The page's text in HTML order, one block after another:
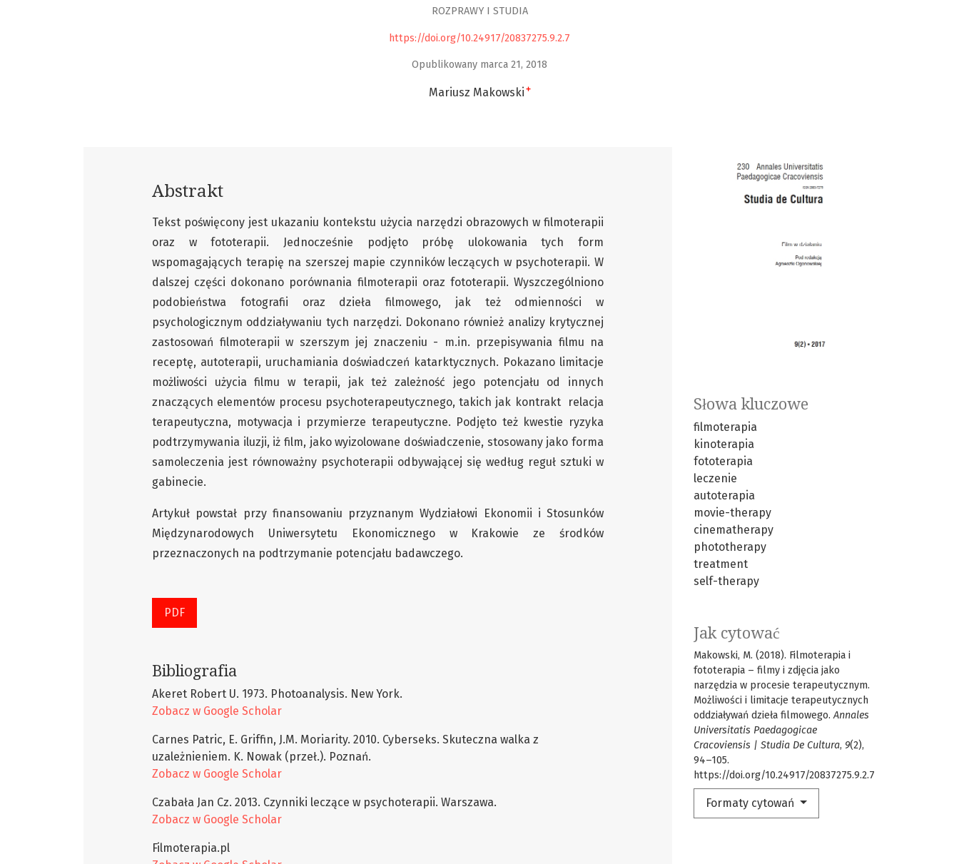
ROZPRAWY I STUDIA
https://doi.org/10.24917/20837275.9.2.7
Opublikowany marca 21, 2018
Mariusz Makowski +
Słowa kluczowe
filmoterapia
kinoterapia
fototerapia
leczenie
autoterapia
movie-therapy
cinematherapy
phototherapy
treatment
self-therapy
Jak cytować
Makowski, M. (2018). Filmoterapia i
fototerapia – filmy i zdjęcia jako
narzędzia w procesie terapeutycznym.
Możliwości i limitacje terapeutycznych
oddziaływań dzieła filmowego.Annales
Universitatis Paedagogicae
Cracoviensis | Studia De Cultura, 9(2),
94–105.
https://doi.org/10.24917/20837275.9.2.7
Formaty cytowań
Abstrakt
Tekst poświęcony jest ukazaniu kontekstu użycia narzędzi obrazowych w filmoterapii
oraz w fototerapii. Jednocześnie podjęto próbę ulokowania tych form
wspomagających terapię na szerszej mapie czynników leczących w psychoterapii. W
dalszej części dokonano porównania filmoterapii oraz fototerapii. Wyszczególniono
podobieństwa fotografii oraz dzieła filmowego, jak też odmienności w
psychologicznym oddziaływaniu tych narzędzi. Dokonano również analizy krytycznej
zastosowań filmoterapii w szerszym jej znaczeniu - m.in. przepisywania filmu na
receptę, autoterapii, uruchamiania doświadczeń katarktycznych. Pokazano limitacje
możliwości użycia filmu w terapii, jak też zależność jego potencjału od innych
znaczących elementów procesu psychoterapeutycznego, takich jak kontrakt relacja
terapeutyczna, motywacja i przymierze terapeutyczne. Podjęto też kwestie ryzyka
podtrzymywania iluzji, iż film, jako wyizolowane doświadczenie, stosowany jako forma
samoleczenia jest równoważny psychoterapii odbywającej się według reguł sztuki w
gabinecie.
Artykuł powstał przy finansowaniu przyznanym Wydziałowi Ekonomii i Stosunków
Międzynarodowych Uniwersytetu Ekonomicznego w Krakowie ze środków
przeznaczonych na podtrzymanie potencjału badawczego.
PDF
Bibliografia
Akeret Robert U. 1973. Photoanalysis. New York.
Zobacz w Google Scholar
Carnes Patric, E. Griffin, J.M. Moriarity. 2010. Cyberseks. Skuteczna walka z
uzależnieniem. K. Nowak (przeł.). Poznań.
Zobacz w Google Scholar
Czabała Jan Cz. 2013. Czynniki leczące w psychoterapii. Warszawa.
Zobacz w Google Scholar
Filmoterapia.pl